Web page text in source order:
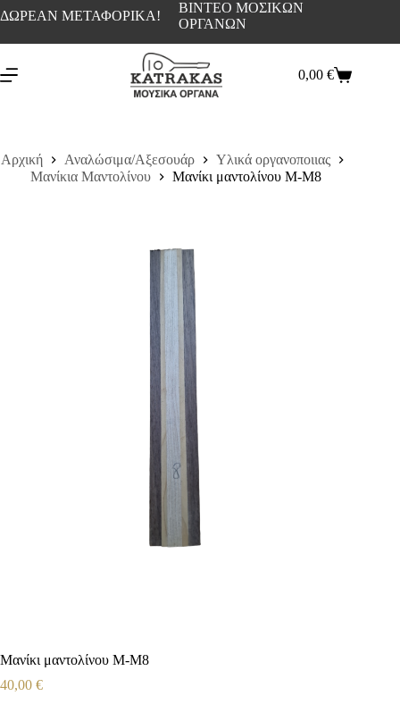
ΔΩΡΕΑΝ ΜΕΤΑΦΟΡΙΚΑ!
ΒΙΝΤΕΟ ΜΟΣΙΚΩΝ
ΟΡΓΑΝΩΝ
0,00€
Αρχική Αναλώσιμα/Αξεσουάρ
Υλικά οργανοποιιας
Μανίκια Μαντολίνου
Μανίκι μαντολίνου Μ-Μ8
Μανίκι μαντολίνου Μ-Μ8
40,00 €